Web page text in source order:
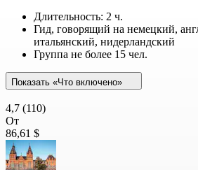
Длительность: 2 ч.
Гид, говорящий на немецкий,
итальянский, нидерландский
Группа не более 15 чел.
Показать «Что включено»
4,7 (110)
От
86,61 $